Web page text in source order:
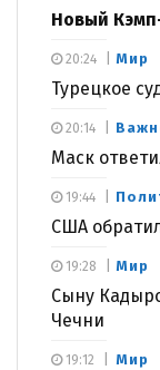
Новый
Мир
Турецкое
20:24
Маск
20:14
США
19:44
Мир
Сыну
Чечни
19:28
Мир
19:12